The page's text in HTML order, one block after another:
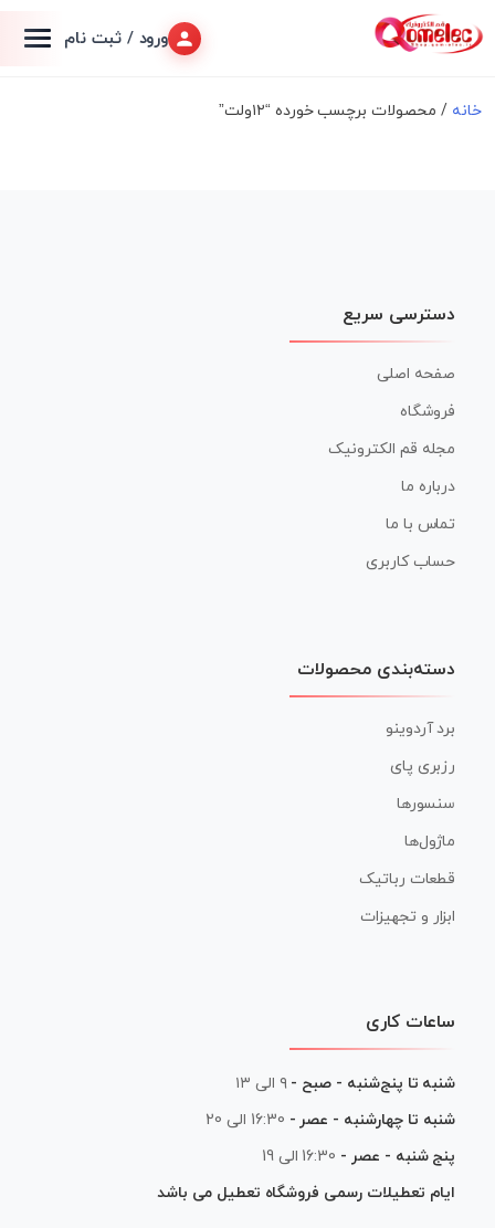
ورود / ثبت نام
خانه / محصولات برچسب خورده “۱۲ولت”
دسترسی سریع
صفحه اصلی
فروشگاه
مجله قم الکترونیک
درباره ما
تماس با ما
حساب کاربری
دسته‌بندی محصولات
برد آردوینو
رزبری پای
سنسورها
ماژول‌ها
قطعات رباتیک
ابزار و تجهیزات
ساعات کاری
شنبه تا پنج‌شنبه - صبح - ۹ الی ۱۳
شنبه تا چهارشنبه - عصر - 16:30 الی 20
پنج شنبه - عصر - 16:30 الی 19
ایام تعطیلات رسمی فروشگاه تعطیل می باشد